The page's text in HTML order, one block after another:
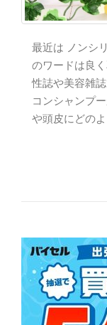
最近は ノンシ
のワードは良
性誌や美容雑
コンシャンプ
や頭皮にどの